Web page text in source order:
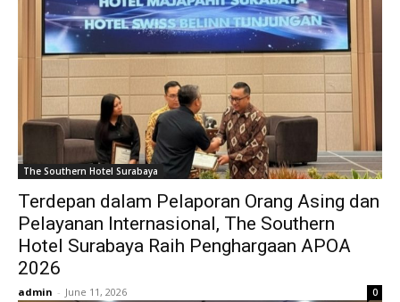
The Southern Hotel Surabaya
Terdepan dalam Pelaporan Orang Asing dan
Pelayanan Internasional, The Southern
Hotel Surabaya Raih Penghargaan APOA
2026
admin - June 11, 2026 0